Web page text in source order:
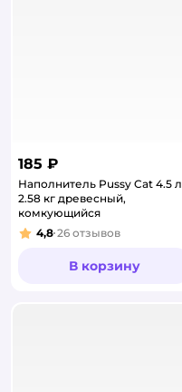
185 ₽
Наполнитель Pussy Cat 4.5 л
2.58 кг древесный,
комкующийся
Рейтинг:
4,8 26 отзывов
В корзину